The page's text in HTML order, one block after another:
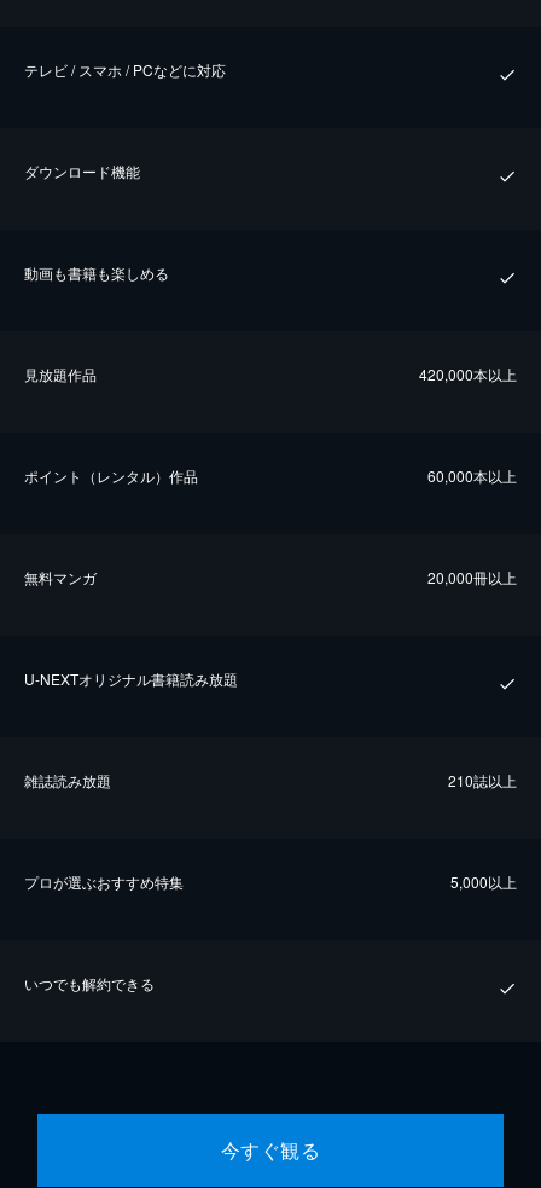
テレビ / スマホ / PCなどに対応
ダウンロード機能
動画も書籍も楽しめる
⾒放題作品 420,000本以上
ポイント（レンタル）作品 60,000本以上
無料マンガ 20,000冊以上
U-NEXTオリジナル書籍読み放題
雑誌読み放題 210誌以上
プロが選ぶおすすめ特集 5,000以上
いつでも解約できる
今すぐ観る